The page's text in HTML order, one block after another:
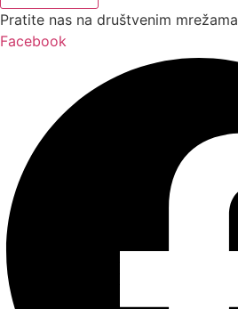
Pratite nas na društvenim mrežama
Facebook